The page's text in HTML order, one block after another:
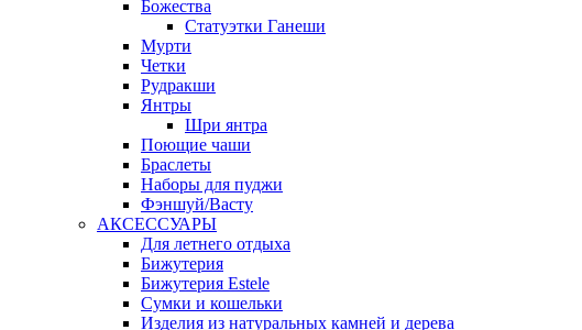
Божества
Статуэтки Ганеши
Мурти
Четки
Рудракши
Янтры
Шри янтра
Поющие чаши
Браслеты
Наборы для пуджи
Фэншуй/Васту
АКСЕССУАРЫ
Для летнего отдыха
Бижутерия
Бижутерия Estele
Сумки и кошельки
Изделия из натуральных камней и дерева